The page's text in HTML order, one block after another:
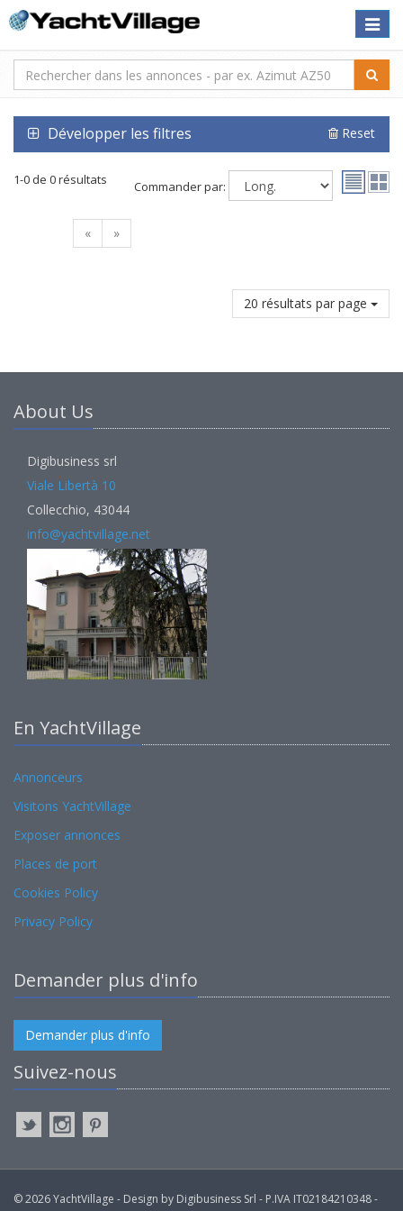
Toggle
Développer les filtres Reset
1-0 de 0 résultats Commander par:
« »
20 résultats par page
About Us
Digibusiness srl
Viale Libertà 10
Collecchio, 43044
info@yachtvillage.net
En YachtVillage
Annonceurs
Visitons YachtVillage
Exposer annonces
Places de port
Cookies Policy
Privacy Policy
Demander plus d'info
Demander plus d'info
Suivez-nous
© 2026 YachtVillage - Design by Digibusiness Srl - P.IVA IT02184210348 -